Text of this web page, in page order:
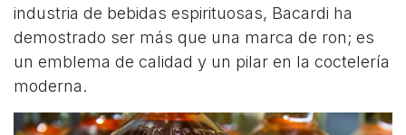
industria de bebidas espirituosas, Bacardi ha
demostrado ser más que una marca de ron; es
un emblema de calidad y un pilar en la coctelería
moderna.